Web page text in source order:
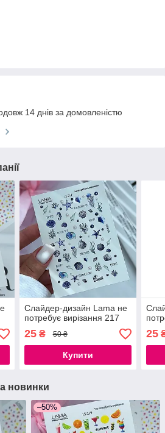
14 днів за домовленістю
Слайдер-дизайн Lama не
потребує вирізання 217
25₴ 50 ₴
Купити
25
новинки
–50%